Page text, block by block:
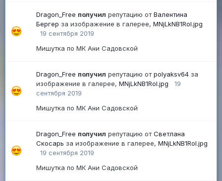
Dragon_Free получил репутацию отВалентина
Бергер за изображение в галерее, MNjLkNB1RoI.jpg
19 сентября 2019
Мишутка по МК Ани Садовской
Dragon_Free получил репутацию отpolyaksv64 за
изображение в галерее, MNjLkNB1RoI.jpg
19
сентября 2019
Мишутка по МК Ани Садовской
Dragon_Free получил репутацию отСветлана
Скосарь за изображение в галерее, MNjLkNB1RoI.jpg
19 сентября 2019
Мишутка по МК Ани Садовской